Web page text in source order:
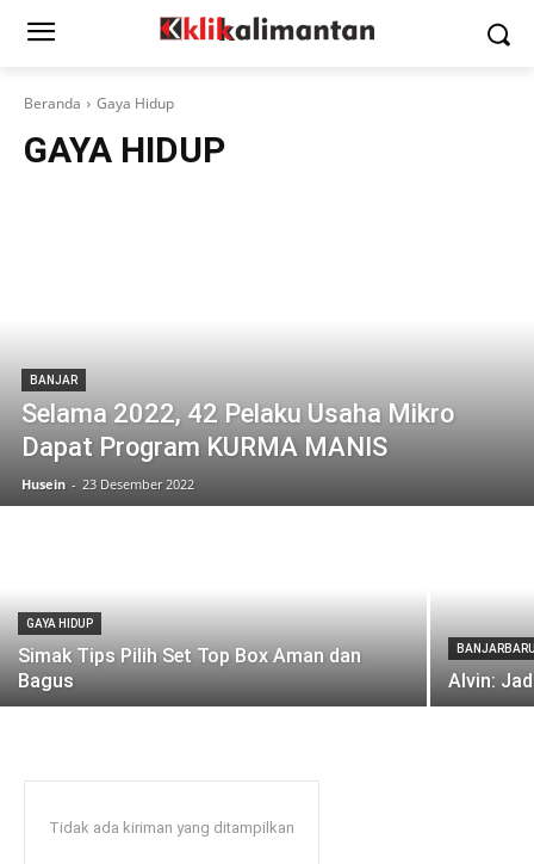
Beranda Gaya Hidup
GAYA HIDUP
BANJAR
Selama 2022, 42 Pelaku Usaha Mikro
Dapat Program KURMA MANIS
Husein - 23 Desember 2022
GAYA HIDUP
Simak Tips Pilih Set Top Box Aman dan
Bagus
Alvin:
Tidak ada kiriman yang ditampilkan